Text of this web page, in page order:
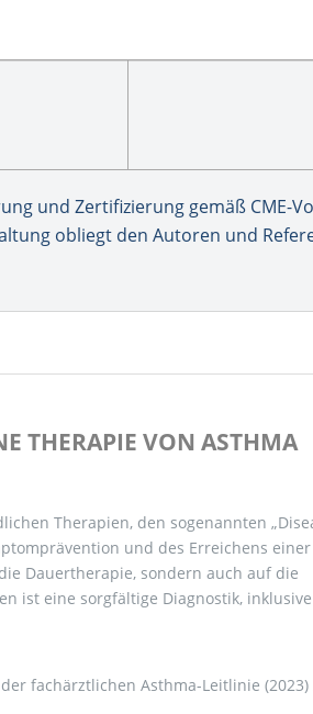
und Zertifizierung gemäß CME-
obliegt den Autoren und
THERAPIE VON ASTHMA
Therapien, den sogenannten
und des Erreichens einer
Dauertherapie, sondern auch auf die
ist eine sorgfältige Diagnostik,
fachärztlichen Asthma-Leitlinie (2023)